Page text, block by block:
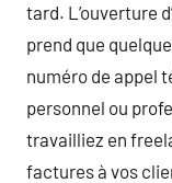
tard. L’ouverture
prend que
numéro de appel
personnel ou
travailliez en
factures à vos